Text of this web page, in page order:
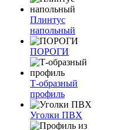
Плинтус
напольный
ПОРОГИ
Т-образный
профиль
Уголки ПВХ